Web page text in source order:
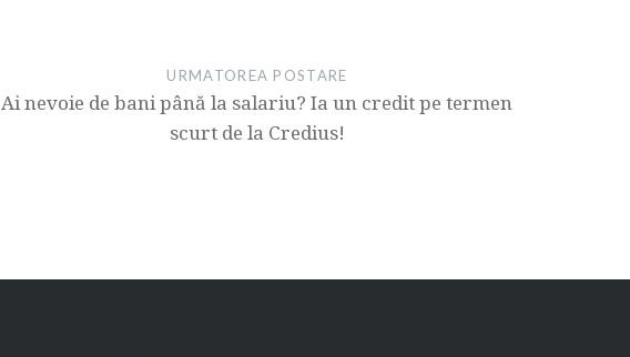
URMATOREA POSTARE
Ai nevoie de bani până la salariu? Ia un credit pe termen
scurt de la Credius!